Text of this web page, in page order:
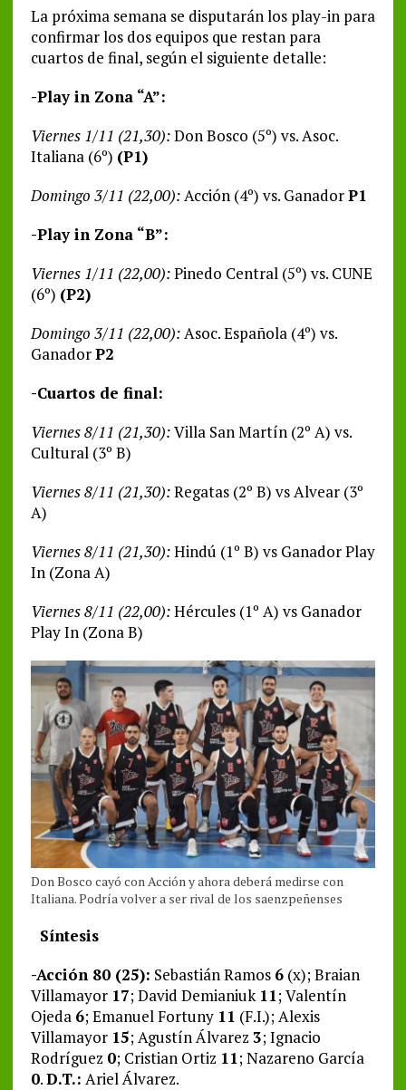
La próxima semana se disputarán los play-in para
confirmar los dos equipos que restan para
cuartos de final, según el siguiente detalle:
-Play in Zona “A”:
Viernes 1/11 (21,30):Don Bosco (5º) vs. Asoc.
Italiana (6º) (P1)
Domingo 3/11 (22,00):Acción (4º) vs. GanadorP1
-Play in Zona “B”:
Viernes 1/11 (22,00):Pinedo Central (5º) vs. CUNE
(6º) (P2)
Domingo 3/11 (22,00):Asoc. Española (4º) vs.
GanadorP2
-Cuartos de final:
Viernes 8/11 (21,30):Villa San Martín (2º A) vs.
Cultural (3º B)
Viernes 8/11 (21,30):Regatas (2º B) vs Alvear (3º
A)
Viernes 8/11 (21,30):Hindú (1º B) vs Ganador Play
In (Zona A)
Viernes 8/11 (22,00):Hércules (1º A) vs Ganador
Play In (Zona B)
Don Bosco cayó con Acción y ahora deberá medirse con
Italiana. Podría volver a ser rival de los saenzpeñenses
Síntesis
-Acción 80 (25): Sebastián Ramos 6(x); Braian
Villamayor 17; David Demianiuk 11; Valentín
Ojeda 6; Emanuel Fortuny 11 (F.I.); Alexis
Villamayor 15; Agustín Álvarez 3; Ignacio
Rodríguez 0; Cristian Ortiz 11; Nazareno García
0.D.T.: Ariel Álvarez.